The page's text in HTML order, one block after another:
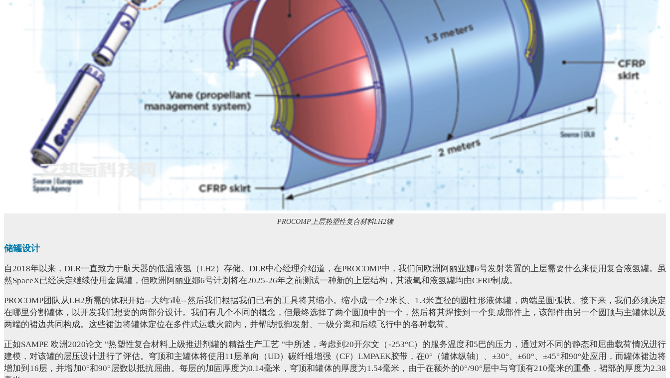
PROCOMP上层热塑性复合材料LH2罐
储罐设计
自2018年以来，DLR一直致力于航天器的低温液氢（LH2）存储。DLR中心经理介绍道，在PROCOMP中，我们问欧洲阿丽亚娜6号发射装置的上层需要什么来使用复合液氢罐。虽
然SpaceX已经决定继续使用金属罐，但欧洲阿丽亚娜6号计划将在2025-26年之前测试一种新的上层结构，其液氧和液氢罐均由CFRP制成。
PROCOMP团队从LH2所需的体积开始--大约5吨--然后我们根据我们已有的工具将其缩小。缩小成一个2米长、1.3米直径的圆柱形液体罐，两端呈圆弧状。接下来，我们必须决定
在哪里分割罐体，以开发我们想要的两部分设计。我们有几个不同的概念，但最终选择了两个圆顶中的一个，然后将其焊接到一个集成部件上，该部件由另一个圆顶与主罐体以及
两端的裙边共同构成。这些裙边将罐体定位在多件式运载火箭内，并帮助抵御发射、一级分离和后续飞行中的各种载荷。
正如SAMPE 欧洲2020论文 "热塑性复合材料上级推进剂罐的精益生产工艺 "中所述，考虑到20开尔文（-253°C）的服务温度和5巴的压力，通过对不同的静态和屈曲载荷情况进行
建模，对该罐的层压设计进行了评估。穹顶和主罐体将使用11层单向（UD）碳纤维增强（CF）LMPAEK胶带，在0°（罐体纵轴）、±30°、±60°、±45°和90°处应用，而罐体裙边将
增加到16层，并增加0°和90°层数以抵抗屈曲。每层的加固厚度为0.14毫米，穹顶和罐体的厚度为1.54毫米，由于在额外的0°/90°层中与穹顶有210毫米的重叠，裙部的厚度为2.38